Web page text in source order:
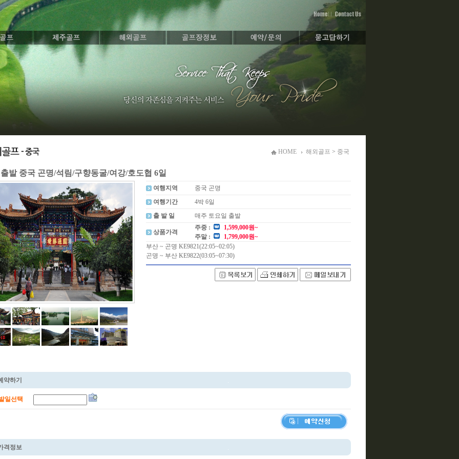
HOME 해외골프 > 중국
발 중국 곤명/석림/구향동굴/여강/호도협 6일
여행지역
중국 곤명
여행기간
4박 6일
출 발 일
매주 토요일 출발
상품가격
주중 :
1,599,000원~
주말 :
1,799,000원~
부산 ~ 곤명 KE9821(22:05~02:05)
곤명 ~ 부산 KE9822(03:05~07:30)
약하기
일선택
격정보